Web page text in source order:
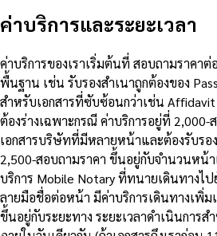
ค่าบริการและระยะเวลา
ค่าบริการของเราเริ่มต้นที่ สอบถามราคาต่
พื้นฐาน เช่น รับรองสำเนาถูกต้องของ
สำหรับเอกสารที่ซับซ้อนกว่าเช่น
ต้องร่างเฉพาะกรณี ค่าบริการอยู่ที่ 2,000-
เอกสารบริษัทที่มีหลายหน้าและต้องรับร
2,500-สอบถามราคา ขึ้นอยู่กับจำนวนหน้
บริการ Mobile Notary ที่ทนายเดินทางไ
ลายมือชื่อต่อหน้า มีค่าบริการเดินทางเพิ่ม
ขึ้นอยู่กับระยะทาง ระยะเวลาดำเนินการ